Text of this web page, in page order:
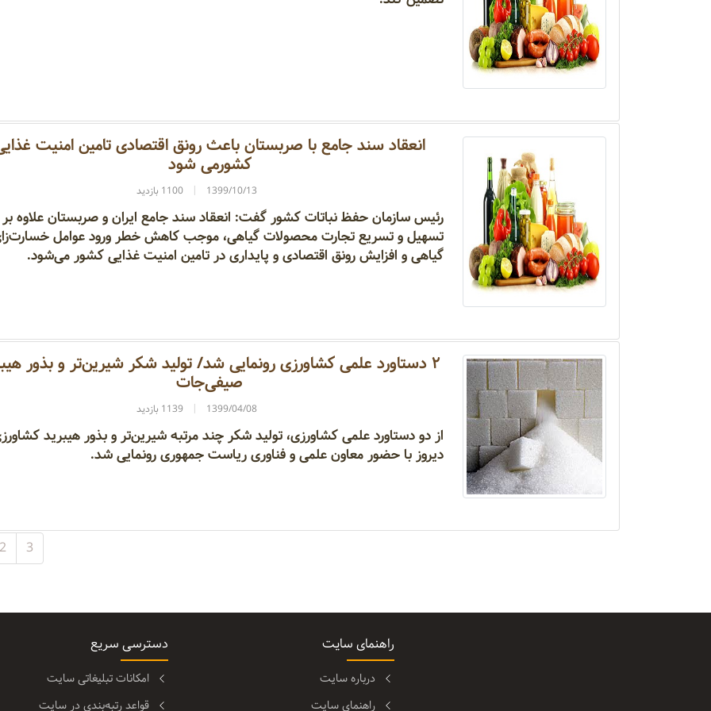
انعقاد سند جامع با صربستان باعث رونق اقتصادی تامین امنیت
کشورمی شود
1399/10/13 1100 بازدید
رئیس سازمان حفظ نباتات کشور گفت: انعقاد سند جامع ایران و صربستان علاوه بر
تسهیل و تسریع تجارت محصولات گیاهی، موجب کاهش خطر ورود عوامل
گیاهی ‌و افزایش رونق اقتصادی و پایداری در تامین امنیت غذایی کشور می‌شود.
۲ دستاورد علمی کشاورزی رونمایی شد/ تولید شکر شیرین‌تر و بذور
صیفی‌جات
1399/04/08 1139 بازدید
از دو دستاورد علمی کشاورزی، تولید شکر چند مرتبه شیرین‌تر و بذور هیبرید
دیروز با حضور معاون علمی و فناوری ریاست جمهوری رونمایی شد.
2 3
راهنمای سایت
درباره سایت
راهنمای سایت
دسترسی سریع
امکانات تبلیغاتی سایت
قواعد رتبه‌بندی در سایت